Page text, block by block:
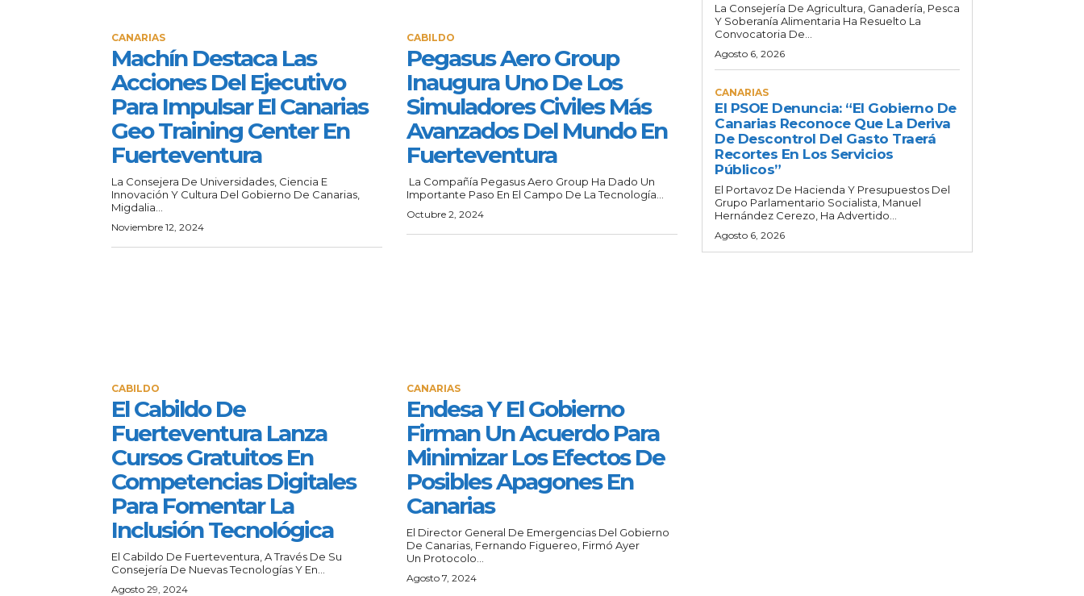
CANARIAS
Machín Destaca Las
Acciones Del Ejecutivo
Para Impulsar El Canarias
Geo Training Center En
Fuerteventura
La Consejera De Universidades, Ciencia E
Innovación Y Cultura Del Gobierno De Canarias,
Migdalia...
Noviembre 12, 2024
CABILDO
Pegasus Aero Group
Inaugura Uno De Los
Simuladores Civiles Más
Avanzados Del Mundo En
Fuerteventura
La Compañía Pegasus Aero Group Ha Dado Un
Importante Paso En El Campo De La Tecnología...
Octubre 2, 2024
CABILDO
El Cabildo De
Fuerteventura Lanza
Cursos Gratuitos En
Competencias Digitales
Para Fomentar La
Inclusión Tecnológica
El Cabildo De Fuerteventura, A Través De Su
Consejería De Nuevas Tecnologías Y En...
Agosto 29, 2024
CANARIAS
Endesa Y El Gobierno
Firman Un Acuerdo Para
Minimizar Los Efectos De
Posibles Apagones En
Canarias
El Director General De Emergencias Del Gobierno
De Canarias, Fernando Figuereo, Firmó Ayer
Un Protocolo...
Agosto 7, 2024
La Consejería De Agricultura, Ganadería, Pesca
Y Soberanía Alimentaria Ha Resuelto La
Convocatoria De...
Agosto 6, 2026
CANARIAS
El PSOE Denuncia: “El Gobierno De
Canarias Reconoce Que La Deriva
De Descontrol Del Gasto Traerá
Recortes En Los Servicios
Públicos”
El Portavoz De Hacienda Y Presupuestos Del
Grupo Parlamentario Socialista, Manuel
Hernández Cerezo, Ha Advertido...
Agosto 6, 2026